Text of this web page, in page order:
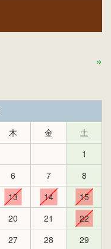
»
木 金
土
1
6 7
8
13 14
15
20 21
22
27 28
29